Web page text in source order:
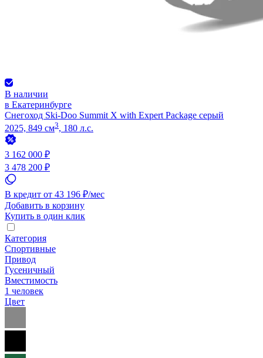
В наличии
в Екатеринбурге
Снегоход Ski-Doo Summit X with Expert Package серый
2025, 849 см3, 180 л.с.
3 162 000 ₽
3 478 200 ₽
В кредит от 43 196 ₽/мес
Добавить в корзину
Купить в один клик
Категория
Спортивные
Привод
Гусеничный
Вместимость
1 человек
Цвет